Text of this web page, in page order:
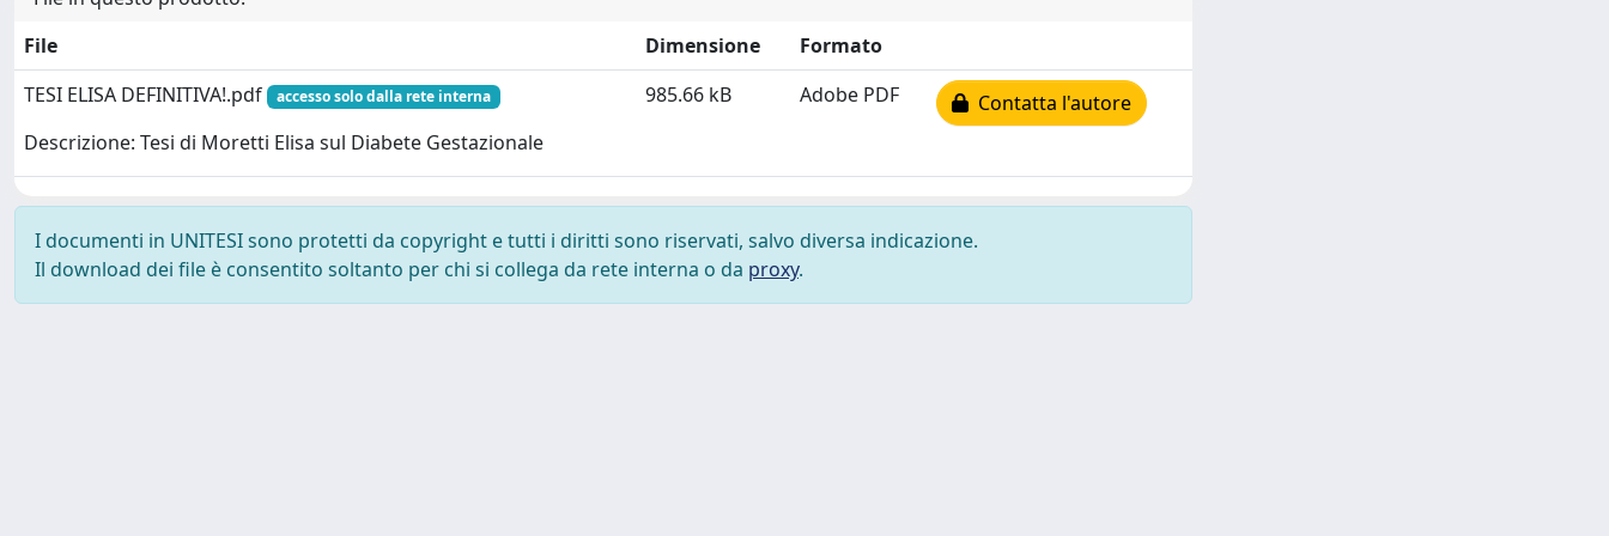
File
Dimensione
Formato
TESI ELISA DEFINITIVA!.pdf
accesso solo dalla rete interna
Descrizione: Tesi di Moretti Elisa sul Diabete Gestazionale
985.66 kB Adobe PDF Contatta l'autore
I documenti in UNITESI sono protetti da copyright e tutti i diritti sono riservati, salvo diversa indicazione.
Il download dei file è consentito soltanto per chi si collega da rete interna o da proxy.